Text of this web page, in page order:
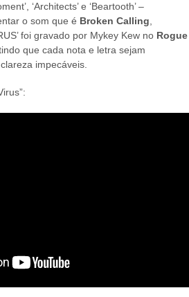
‘Architects’ e ‘Beartooth’ –
o som que é Broken Calling
foi gravado por Mykey Kew no Rogue
que cada nota e letra sejam
impecáveis.